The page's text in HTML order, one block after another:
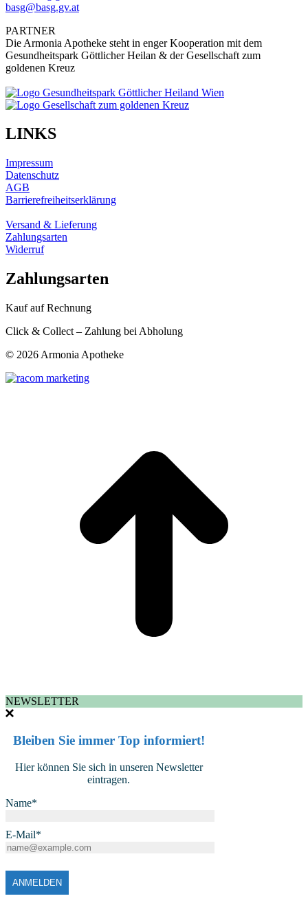
basg@basg.gv.at
PARTNER
Die Armonia Apotheke steht in enger Kooperation mit dem
Gesundheitspark Göttlicher Heilan & der Gesellschaft zum
goldenen Kreuz
LINKS
Impressum
Datenschutz
AGB
Barrierefreiheitserklärung
Versand & Lieferung
Zahlungsarten
Widerruf
Zahlungsarten
Kauf auf Rechnung
Click & Collect – Zahlung bei Abholung
© 2026 Armonia Apotheke
NEWSLETTER
Bleiben Sie immer Top informiert!
Hier können Sie sich in unseren Newsletter
eintragen.
Name*
E-Mail*
ANMELDEN